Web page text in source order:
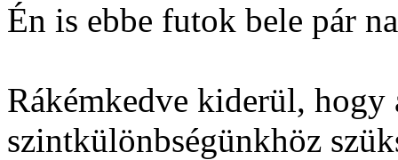
Én is ebbe futok bele pár
Rákémkedve kiderül,
szintkülönbségünkhöz